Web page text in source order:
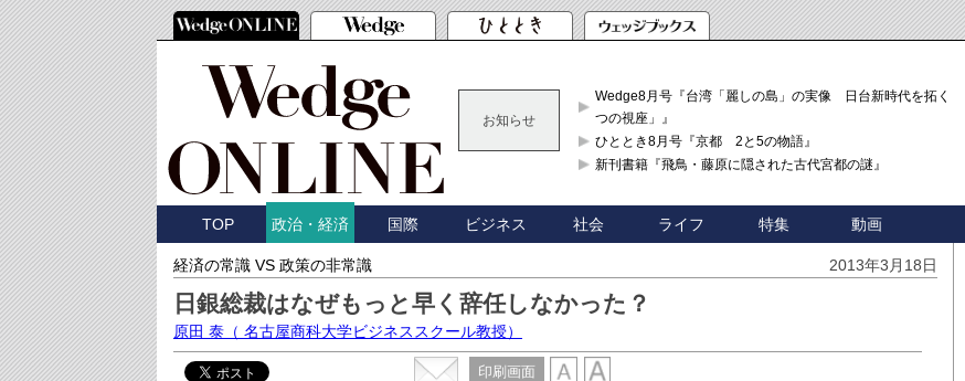
お知らせ
Wedge8月号『台湾「麗しの島」の実像 日台新時代を拓く「3
つの視座」』
ひととき8月号『京都 2と5の物語』
新刊書籍『飛鳥・藤原に隠された古代宮都の謎』
TOP 政治・経済 国際 ビジネス 社会 ライフ 特集 動画
経済の常識 VS 政策の非常識 2013年3月18日
日銀総裁はなぜもっと早く辞任しなかった？
原田 泰 （ 名古屋商科大学ビジネススクール教授）
印刷画面